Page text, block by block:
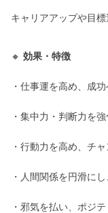
キャリアアップや目
🔸 効果・特徴
・仕事運を高め、成
・集中力・判断力を
・行動力を高め、チ
・人間関係を円滑に
・邪気を払い、ポジ